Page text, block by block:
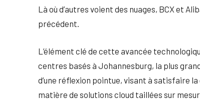
Là où d’autres voient des nuages, BCX et
précédent.
L’élément clé de cette avancée
centres basés à Johannesburg, la plus
d’une réflexion pointue, visant à satisfaire
matière de solutions cloud taillées sur